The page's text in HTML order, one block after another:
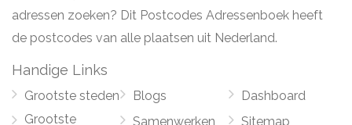
adressen zoeken? Dit Postcodes Adressenboek heeft
de postcodes van alle plaatsen uit Nederland.
Handige Links
Grootste steden
Grootste
Blogs
Samenwerken
Dashboard
Sitemap